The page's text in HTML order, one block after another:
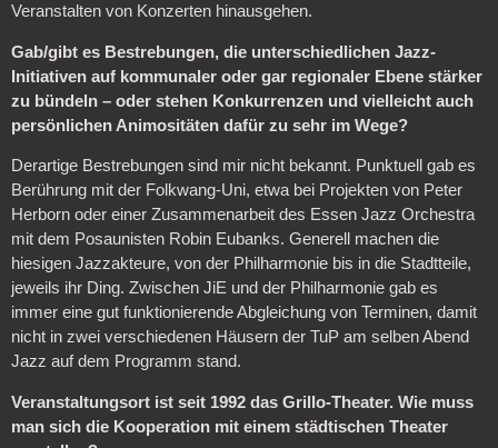
Veranstalten von Konzerten hinausgehen.
Gab/gibt es Bestrebungen, die unterschiedlichen Jazz-
Initiativen auf kommunaler oder gar regionaler Ebene stärker
zu bündeln – oder stehen Konkurrenzen und vielleicht auch
persönlichen Animositäten dafür zu sehr im Wege?
Derartige Bestrebungen sind mir nicht bekannt. Punktuell gab es
Berührung mit der Folkwang-Uni, etwa bei Projekten von Peter
Herborn oder einer Zusammenarbeit des Essen Jazz Orchestra
mit dem Posaunisten Robin Eubanks. Generell machen die
hiesigen Jazzakteure, von der Philharmonie bis in die Stadtteile,
jeweils ihr Ding. Zwischen JiE und der Philharmonie gab es
immer eine gut funktionierende Abgleichung von Terminen, damit
nicht in zwei verschiedenen Häusern der TuP am selben Abend
Jazz auf dem Programm stand.
Veranstaltungsort ist seit 1992 das Grillo-Theater. Wie muss
man sich die Kooperation mit einem städtischen Theater